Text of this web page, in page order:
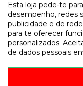
Dados do
Año fabricación
Código motor
Esta loja pede-te
desempenho, redes
publicidade e de
para te oferecer
personalizados.
de dados pessoais